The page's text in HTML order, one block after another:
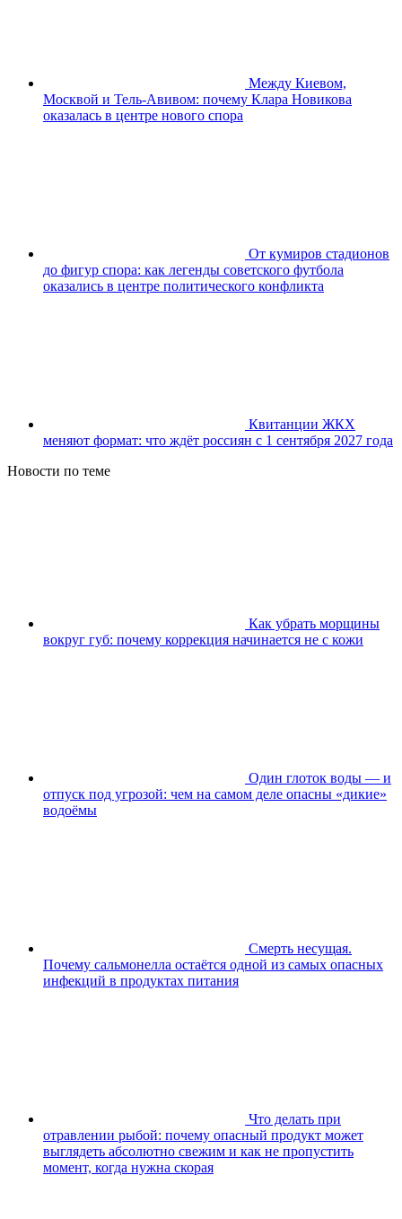
Между Киевом,
Москвой и Тель-Авивом: почему Клара Новикова
оказалась в центре нового спора
От кумиров стадионов
до фигур спора: как легенды советского футбола
оказались в центре политического конфликта
Квитанции ЖКХ
меняют формат: что ждёт россиян с 1 сентября 2027 года
Новости по теме
Как убрать морщины
вокруг губ: почему коррекция начинается не с кожи
Один глоток воды — и
отпуск под угрозой: чем на самом деле опасны «дикие»
водоёмы
Смерть несущая.
Почему сальмонелла остаётся одной из самых опасных
инфекций в продуктах питания
Что делать при
отравлении рыбой: почему опасный продукт может
выглядеть абсолютно свежим и как не пропустить
момент, когда нужна скорая